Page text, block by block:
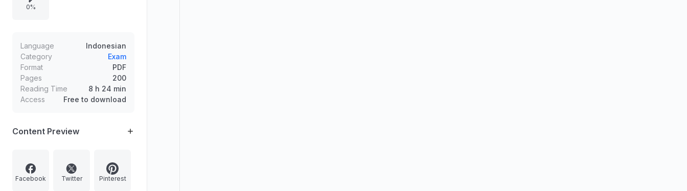
mendorong keterlibatan aktif siswa,
keterampilan berpikir tingkat tinggi
(HOTS) melalui diskusi, komunikasi,
dan kerja sama.
0%
Language
Indonesian
Category
Exam
Format
PDF
Pages
200
Reading Time
8 h 24 min
Access
Free to download
Content Preview
Facebook Twitter Pinterest